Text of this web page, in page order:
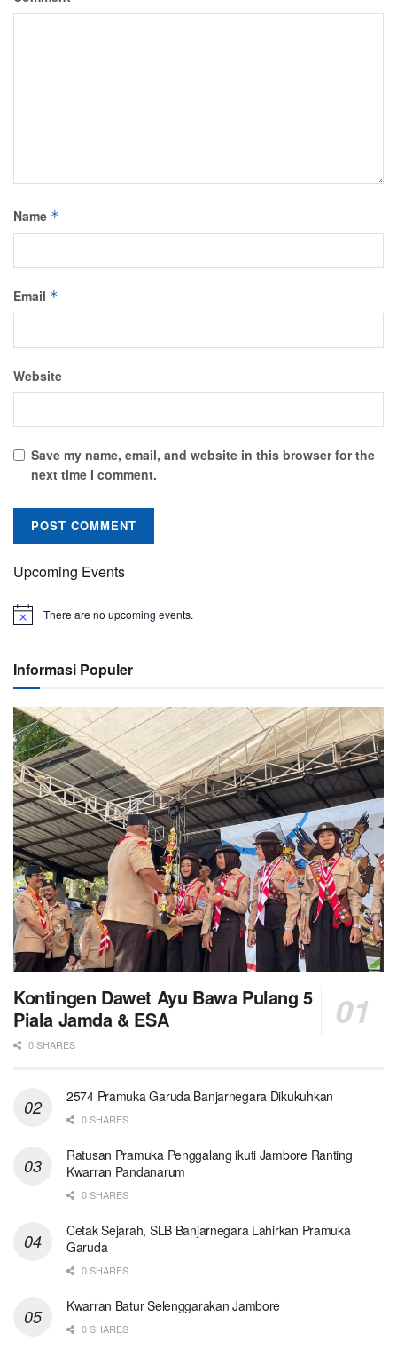
Name *
Email *
Website
Save my name, email, and website in this browser for the
next time I comment.
Upcoming Events
There are no upcoming events.
Informasi Populer
Kontingen Dawet Ayu Bawa Pulang 5
Piala Jamda & ESA
0 SHARES
2574 Pramuka Garuda Banjarnegara Dikukuhkan
0 SHARES
Ratusan Pramuka Penggalang ikuti Jambore Ranting
Kwarran Pandanarum
0 SHARES
Cetak Sejarah, SLB Banjarnegara Lahirkan Pramuka
Garuda
0 SHARES
Kwarran Batur Selenggarakan Jambore
0 SHARES